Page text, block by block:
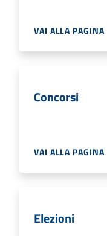
VAI ALLA PAGINA
Concorsi
VAI ALLA PAGINA
Elezioni